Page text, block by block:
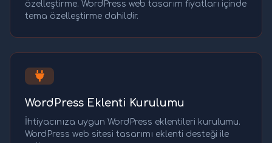
özelleştirme. WordPress web tasarım fiyatları içinde
tema özelleştirme dahildir.
WordPress Eklenti Kurulumu
İhtiyacınıza uygun WordPress eklentileri kurulumu.
WordPress web sitesi tasarımı eklenti desteği ile